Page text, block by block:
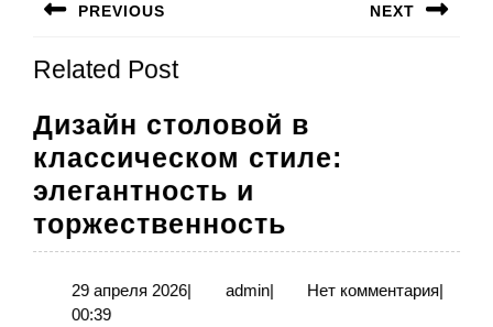
по
записям
PREVIOUS
запись:
NEXT
Related Post
Дизайн столовой в
классическом стиле:
элегантность и
торжественность
столовой
29 апреля 202629
| adminadmin
| Нет комментария|
00:39